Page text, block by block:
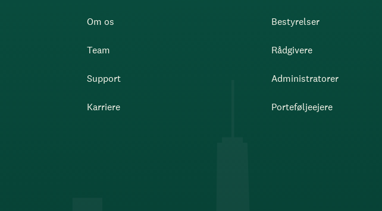
Om os
Team
Support
Karriere
Bestyrelser
Rådgivere
Administratorer
Porteføljeejere